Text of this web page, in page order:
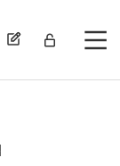
전